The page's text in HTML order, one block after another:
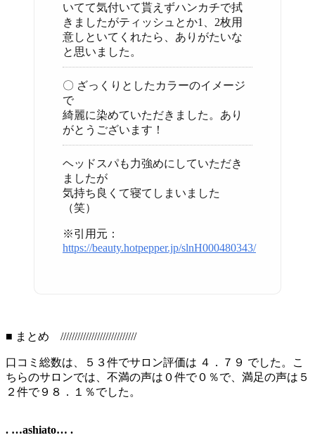
いてて気付いて貰えずハンカチで拭
きましたがティッシュとか1、2枚用
意しといてくれたら、ありがたいな
と思いました。
〇 ざっくりとしたカラーのイメージ
で
綺麗に染めていただきました。あり
がとうございます！
ヘッドスパも力強めにしていただき
ましたが
気持ち良くて寝てしまいました
（笑）
※引用元：
https://beauty.hotpepper.jp/slnH000480343/
■ まとめ ///////////////////////////
口コミ総数は、５３件でサロン評価は ４．７９ でした。こ
ちらのサロンでは、不満の声は０件で０％で、満足の声は５
２件で９８．１％でした。
. …ashiato… .